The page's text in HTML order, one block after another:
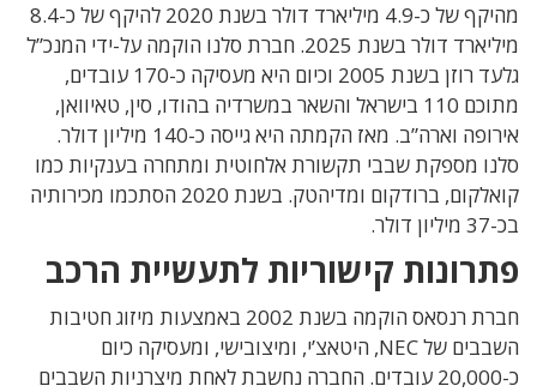
מהיקף של כ-4.9 מיליארד דולר בשנת 2020 להיקף של כ-8.4
מיליארד דולר בשנת 2025. חברת סלנו הוקמה על-ידי המנכ”ל
גלעד רוזן בשנת 2005 וכיום היא מעסיקה כ-170 עובדים,
מתוכם 110 בישראל והשאר במשרדיה בהודו, סין, טאיוואן,
אירופה וארה”ב. מאז הקמתה היא גייסה כ-140 מיליון דולר.
סלנו מספקת שבבי תקשורת אלחוטית ומתחרה בענקיות כמו
קואלקום, ברודקום ומדיהטק. בשנת 2020 הסתכמו מכירותיה
בכ-37 מיליון דולר.
פתרונות קישוריות לתעשיית הרכב
חברת רנסאס הוקמה בשנת 2002 באמצעות מיזוג חטיבות
השבבים של NEC, היטאצ’י, ומיצובישי, ומעסיקה כיום
כ-20,000 עובדים. החברה נחשבת לאחת מיצרניות השבבים